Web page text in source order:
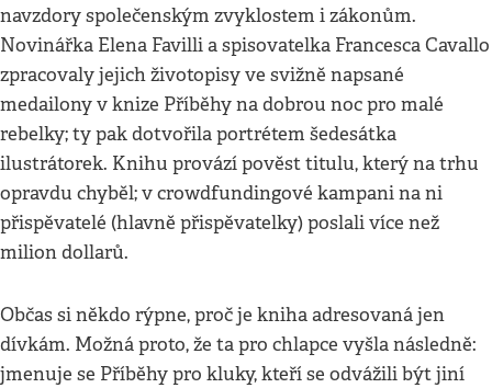
navzdory společenským zvyklostem i zákonům.
Novinářka Elena Favilli a spisovatelka Francesca Cavallo
zpracovaly jejich životopisy ve svižně napsané
medailony v knize Příběhy na dobrou noc pro malé
rebelky; ty pak dotvořila portrétem šedesátka
ilustrátorek. Knihu provází pověst titulu, který na trhu
opravdu chyběl; v crowdfundingové kampani na ni
přispěvatelé (hlavně přispěvatelky) poslali více než
milion dollarů.
Občas si někdo rýpne, proč je kniha adresovaná jen
dívkám. Možná proto, že ta pro chlapce vyšla následně:
jmenuje se Příběhy pro kluky, kteří se odvážili být jiní